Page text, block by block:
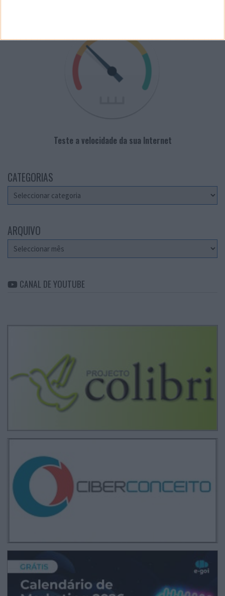
Teste a velocidade da sua Internet
CATEGORIAS
Categorias
ARQUIVO
Arquivo
CANAL DE YOUTUBE